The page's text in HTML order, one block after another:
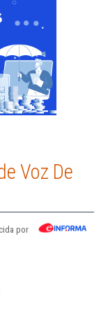
Voz De
por